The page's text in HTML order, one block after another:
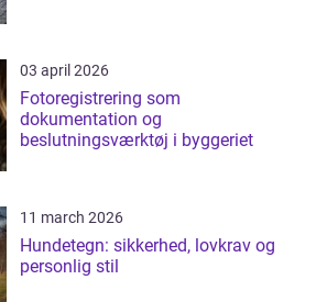
03 april 2026
Fotoregistrering som
dokumentation og
beslutningsværktøj i byggeriet
11 march 2026
Hundetegn: sikkerhed, lovkrav og
personlig stil